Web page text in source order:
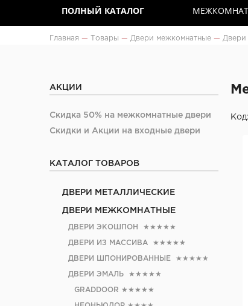
ПОЛНЫЙ КАТАЛОГ
Главная — Товары — Двери межкомнатные — Двери
АКЦИИ
Скидка 50% на межкомнатные двери
Скидки и Акции на входные двери
КАТАЛОГ ТОВАРОВ
ДВЕРИ МЕТАЛЛИЧЕСКИЕ
ДВЕРИ МЕЖКОМНАТНЫЕ
ДВЕРИ ЭКОШПОН ★★★★★
ДВЕРИ ИЗ МАССИВА ★★★★★
ДВЕРИ ШПОНИРОВАННЫЕ ★★★★★
ДВЕРИ ЭМАЛЬ ★★★★★
GRADDOOR ★★★★★